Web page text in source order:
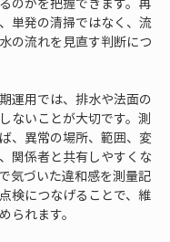
単発の清掃ではなく、流
の流れを見直す判断につ
運用では、排水や法面の
ないことが大切です。測
、異常の場所、範囲、変
関係者と共有しやすくな
気づいた違和感を測量記
検につなげることで、維
られます。